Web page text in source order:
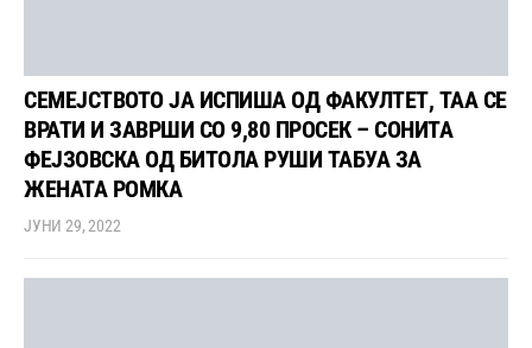
СЕМЕЈСТВОТО ЈА ИСПИША ОД ФАКУЛТЕТ, ТАА СЕ
ВРАТИ И ЗАВРШИ СО 9,80 ПРОСЕК – СОНИТА
ФЕЈЗОВСКА ОД БИТОЛА РУШИ ТАБУА ЗА
ЖЕНАТА РОМКА
ЈУНИ 29, 2022